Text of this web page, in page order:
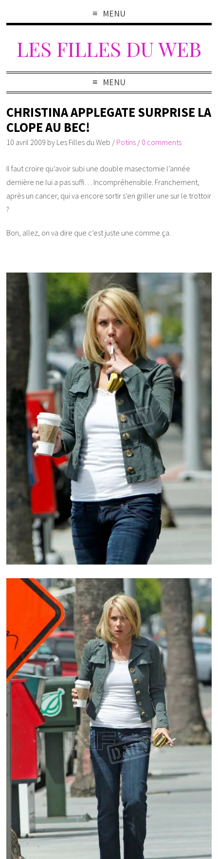
MENU
LES FILLES DU WEB
MENU
CHRISTINA APPLEGATE SURPRISE LA
CLOPE AU BEC!
10 avril 2009 by Les Filles du Web / Potins / 0 comments
Il faut croire qu’avoir subi une double masectomie l’année
dernière ne lui a pas suffi… Incompréhensible. Franchement,
après un cancer, qui va encore sortir s’en griller une sur le trottoir
?
Bon, allez, on va dire que c’est juste une comme ça.